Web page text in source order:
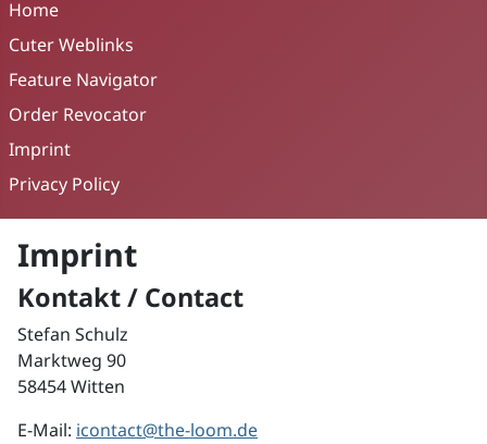
Home
Cuter Weblinks
Feature Navigator
Order Revocator
Imprint
Privacy Policy
Imprint
Kontakt / Contact
Stefan Schulz
Marktweg 90
58454 Witten
E-Mail: icontact@the-loom.de